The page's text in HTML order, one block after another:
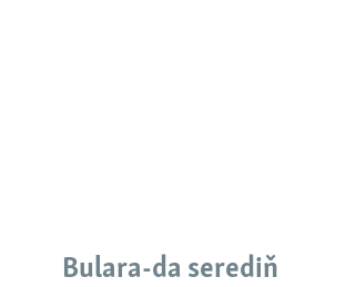
Bulara-da serediň